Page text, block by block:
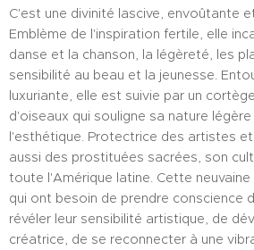
C'est une divinité lascive, envoûtante
Emblème de l'inspiration fertile, elle
danse et la chanson, la légèreté, les
sensibilité au beau et la jeunesse.
luxuriante, elle est suivie par un
d'oiseaux qui souligne sa nature
l'esthétique. Protectrice des artistes
aussi des prostituées sacrées, son
toute l'Amérique latine. Cette
qui ont besoin de prendre conscience
révéler leur sensibilité artistique, de
créatrice, de se reconnecter à une